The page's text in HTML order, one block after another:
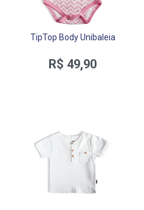
TipTop Body Unibaleia
R$ 49,90